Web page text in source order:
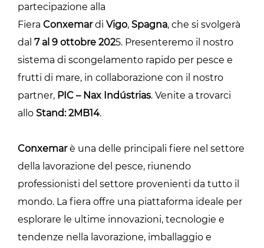
partecipazione alla
Fiera Conxemardi Vigo, Spagna, che si svolgerà
dal 7 al 9 ottobre 2025. Presenteremo il nostro
sistema di scongelamento rapido per pesce e
frutti di mare, in collaborazione con il nostro
partner, PIC – Nax Indústrias. Venite a trovarci
allo Stand: 2MB14.
Conxemarè una delle principali fiere nel settore
della lavorazione del pesce, riunendo
professionisti del settore provenienti da tutto il
mondo. La fiera offre una piattaforma ideale per
esplorare le ultime innovazioni, tecnologie e
tendenze nella lavorazione, imballaggio e